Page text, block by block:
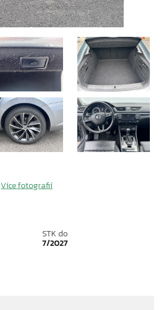
Více fotografií
STK do
7/2027